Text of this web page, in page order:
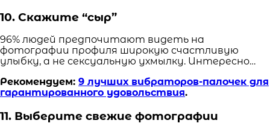
10. Скажите “сыр”
96% людей предпочитают видеть на
фотографии профиля широкую счастливую
улыбку, а не сексуальную ухмылку. Интересно…
Рекомендуем: 9 лучших вибраторов-палочек для
гарантированного удовольствия.
11. Выберите свежие фотографии